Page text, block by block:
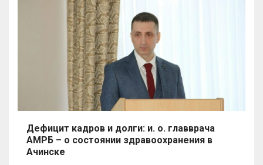
Дефицит кадров и долги: и. о. главврача
АМРБ – о состоянии здравоохранения в
Ачинске